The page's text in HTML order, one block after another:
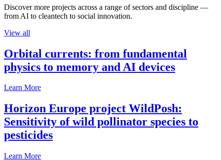
Discover more projects across a range of sectors and discipline —
from AI to cleantech to social innovation.
View all
Orbital currents: from fundamental
physics to memory and AI devices
Learn More
Horizon Europe project WildPosh:
Sensitivity of wild pollinator species to
pesticides
Learn More